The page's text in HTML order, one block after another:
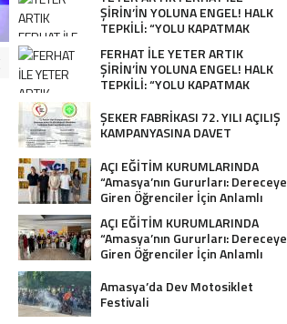
ŞİRİN’İN YOLUNA ENGEL! HALK
TEPKİLİ: “YOLU KAPATMAK
ÇÖZÜM DEĞİL, GÖREVİNİ YAP!”
FERHAT İLE YETER ARTIK
ŞİRİN’İN YOLUNA ENGEL! HALK
TEPKİLİ: “YOLU KAPATMAK
ŞEKER FABRİKASI 72. YILI AÇILIŞ
KAMPANYASINA DAVET
AÇI EĞİTİM KURUMLARINDA
“Amasya’nın Gururları: Dereceye
Giren Öğrenciler İçin Anlamlı
Tören”
AÇI EĞİTİM KURUMLARINDA
“Amasya’nın Gururları: Dereceye
Giren Öğrenciler İçin Anlamlı
Amasya’da Dev Motosiklet
Festivali